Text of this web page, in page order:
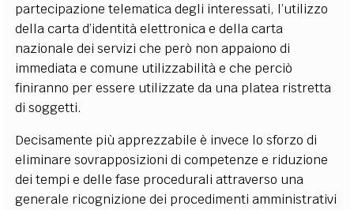
partecipazione telematica degli interessati, l’utilizzo
della carta d’identità elettronica e della carta
nazionale dei servizi che però non appaiono di
immediata e comune utilizzabilità e che perciò
finiranno per essere utilizzate da una platea ristretta
di soggetti.
Decisamente più apprezzabile è invece lo sforzo di
eliminare sovrapposizioni di competenze e riduzione
dei tempi e delle fase procedurali attraverso una
generale ricognizione dei procedimenti amministrativi